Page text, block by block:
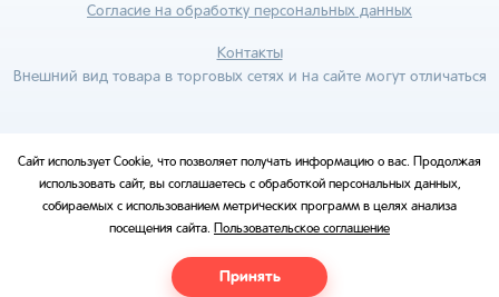
Согласие на обработку персональных данных
Контакты
Внешний вид товара в торговых сетях и на сайте могут отличаться
Сайт использует Cookie, что позволяет получать информацию о вас. Продолжая
использовать сайт, вы соглашаетесь с обработкой персональных данных,
собираемых с использованием метрических программ в целях анализа
посещения сайта. Пользовательское соглашение
Принять